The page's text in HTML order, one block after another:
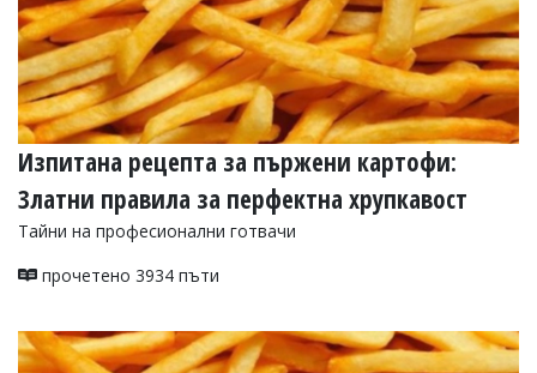
Изпитана рецепта за пържени картофи:
Златни правила за перфектна хрупкавост
Тайни на професионални готвачи
прочетено 3934 пъти